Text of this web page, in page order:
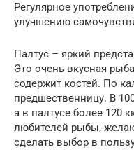
Регулярное
улучшению
Палтус – яркий
Это очень вкусная
содержит костей. По
предшественницу. В
а в палтусе более 120
любителей рыбы,
сделать выбор в